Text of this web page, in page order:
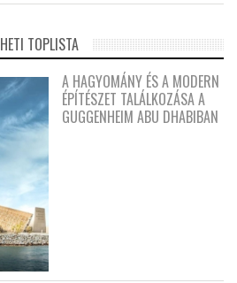
HETI TOPLISTA
A HAGYOMÁNY ÉS A MODERN
ÉPÍTÉSZET TALÁLKOZÁSA A
GUGGENHEIM ABU DHABIBAN